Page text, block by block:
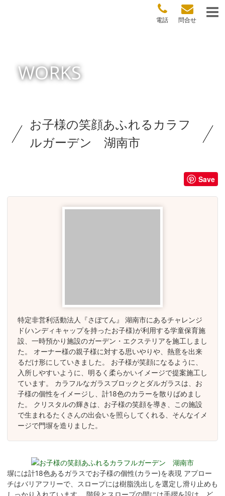
問合せ
電話
WORKS
お子様の笑顔あふれるカラフ
ルガーデン 湖南市
Save
特定非営利活動法人『さぼてん』 湖南市にあるチャレンジ
ド(ハンディキャップを持ったお子様)が利用する学童保育施
設、一時預かり施設のガーデン・エクステリアを施工しまし
た。 オーナー様の親子様に対する思いやりや、熱意を出来
るだけ形にしていきました。 お子様が笑顔になるように、
入所しやすいように、明るく柔らかいイメージで提案施工し
ています。 カラフルなガラスブロックとダルガラスは、お
子様の個性をイメージし、計18色のカラーを散りばめまし
た。 クリスタルの輝きは、お子様の笑顔を導き、この施設
で生まれるたくさんの出会いを照らしてくれる、そんなイメ
ージで門塀を造りました。
塀には計18色あるガラスでお子様の個性(カラー)を表現 アプロー
チはバリアフリーで、スロープには樹脂洗出しを選定し滑り止めも
しっかり入れています。 階段とスロープの間には手摺を設け、ど